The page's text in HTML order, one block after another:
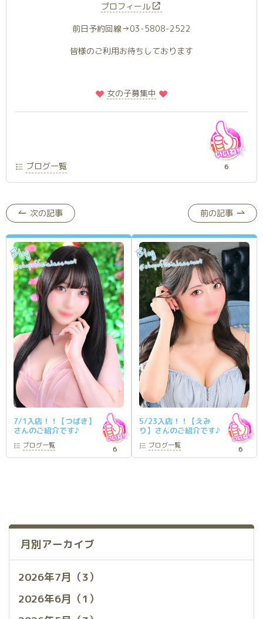
プロフィール
前日予約回線→03-5808-2522
皆様のご利用お待ちしております
️女の子募集中
ブログ一覧 6
次の記事
Blog
@shopofficialaccount
7/1入店！！【つばき】
さんのご紹介です♪
ブログ一覧 6
前の記事
Blog
@shopofficialaccount
5/23入店！！【えみ
り】さんのご紹介です♪
ブログ一覧 6
月別アーカイブ
2026年7月（3）
2026年6月（1）